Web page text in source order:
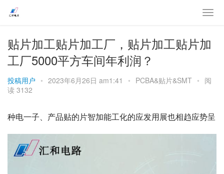
贴片加工贴片加工厂，贴片加工贴片加
工厂5000平方车间年利润？
投稿用户 • 2023年6月26日 am1:41 • PCBA&贴片&SMT • 阅
读 3132
种电一子、产品贴的片智加能工化的应发用展也相趋应势呈